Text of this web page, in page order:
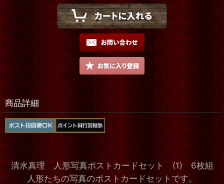
商品詳細
清水真理 人形写真ポストカードセット (1) 6枚組
人形たちの写真のポストカードセットです。